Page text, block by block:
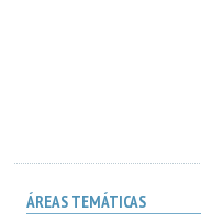
ÁREAS TEMÁTICAS